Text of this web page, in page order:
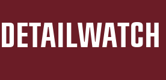
DE­TAIL­WATCH